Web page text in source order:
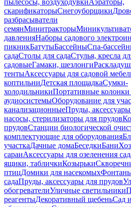
пылесосы, воздуходувкиАэраторы,
скарификаторыСнегоуборщики
разбрасыватели
семянМинитракторы
давленияНаборы садового
пикникБатутыБассейныСпа-
садаСтолы для садаСтулья, кресла
садовыеГамаки, шезлонги
тентыАксессуары для садовой
коптильниДетская площадкаСумки-
холодильникиПортативные колонки
аудиосистемыОборудование для
канализационныеПруды,
насосы, стерилизаторы для прудов
прудовСтанции биологической
комплектующие для оборудования
участкаДачные домаБеседкиБани
сараиАксессуары для озеленения
ящики, табличкиКозырьки
птицДомики для насекомых
садаПруды, аксессуары для прудов
обогревателиУличные светильники
реагентыДекоративный щебеньСад